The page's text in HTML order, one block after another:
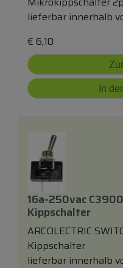
lieferbar innerhalb
€ 6,10
In
16a-250vac
Kippschalter
ARCOLECTRIC
Kippschalter
lieferbar innerhalb